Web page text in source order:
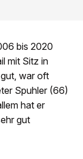
bis 2020
mit Sitz in
war oft
Spuhler (66)
hat er
gut